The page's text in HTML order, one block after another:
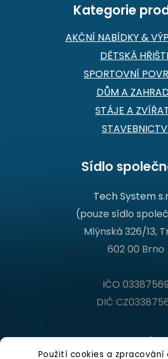
Použití cookies a zpracování
Kategorie
AKČNÍ NABÍDKY &
DĚTSKÁ
SPORTOVNÍ
DŮM A
STÁJE A
Sídlo
Tech System
(pouze sídlo
Mlýnská 326/13,
602 00 Brno
IČO 03387569
DIČ
Kontakt